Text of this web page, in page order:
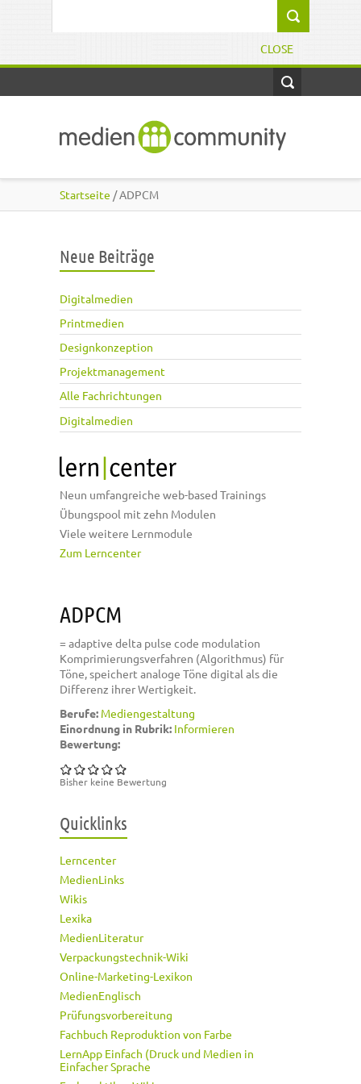
CLOSE
Startseite / ADPCM
Neue Beiträge
Digitalmedien
Printmedien
Designkonzeption
Projektmanagement
Alle Fachrichtungen
Digitalmedien
Neun umfangreiche web-based Trainings
Übungspool mit zehn Modulen
Viele weitere Lernmodule
Zum Lerncenter
ADPCM
= adaptive delta pulse code modulation
Komprimierungsverfahren (Algorithmus) für
Töne, speichert analoge Töne digital als die
Differenz ihrer Wertigkeit.
Berufe: Mediengestaltung
Einordnung in Rubrik: Informieren
Bewertung:
Bisher keine Bewertung
Quicklinks
Lerncenter
MedienLinks
Wikis
Lexika
MedienLiteratur
Verpackungstechnik-Wiki
Online-Marketing-Lexikon
MedienEnglisch
Prüfungsvorbereitung
Fachbuch Reproduktion von Farbe
LernApp Einfach (Druck und Medien in
Einfacher Sprache